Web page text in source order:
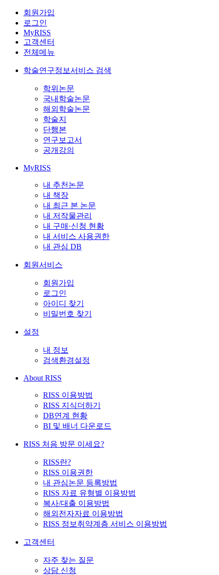
회원가입
로그인
MyRISS
고객센터
전체메뉴
학술연구정보서비스 검색
학위논문
국내학술논문
해외학술논문
학술지
단행본
연구보고서
공개강의
MyRISS
내 추천논문
내 책장
내 최근 본 논문
내 저작물관리
내 구매·신청 현황
내 서비스 사용권한
내 관심 DB
회원서비스
회원가입
로그인
아이디 찾기
비밀번호 찾기
설정
내 정보
검색환경설정
About RISS
RISS 이용방법
RISS 지식더하기
DB연계 현황
BI 및 배너 다운로드
RISS 처음 방문 이세요?
RISS란?
RISS 이용권한
내 관심논문 등록방법
RISS 자료 유형별 이용방법
복사/대출 이용방법
해외전자자료 이용방법
RISS 정보취약계층 서비스 이용방법
고객센터
자주 찾는 질문
상담 신청